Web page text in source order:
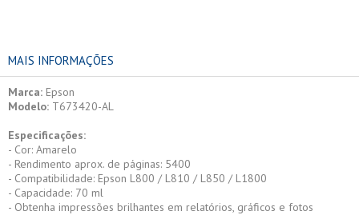
MAIS INFORMAÇÕES
Marca: Epson
Modelo: T673420-AL
Especificações:
- Cor: Amarelo
- Rendimento aprox. de páginas: 5400
- Compatibilidade: Epson L800 / L810 / L850 / L1800
- Capacidade: 70 ml
- Obtenha impressões brilhantes em relatórios, gráficos e fotos